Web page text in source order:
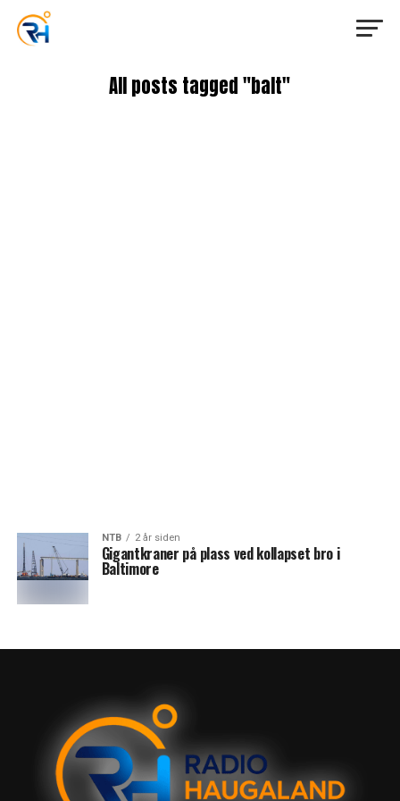
All posts tagged "balt"
NTB 2 år siden
Gigantkraner på plass ved kollapset bro i
Baltimore